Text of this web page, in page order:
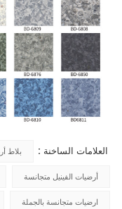
العلامات الساخنة : بلاط
أرضيات الفينيل متجانسة
ارضيات متجانسة بالجملة